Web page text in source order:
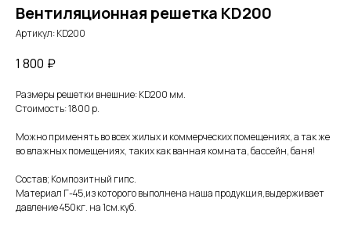
Вентиляционная решетка КD200
Артикул:КD200
1 800 ₽
Размеры решетки внешние: КD200 мм.
Стоимость: 1800 р.
Можно применять во всех жилых и коммерческих помещениях, а так же
во влажных помещениях, таких как ванная комната, бассейн, баня!
Состав; Композитный гипс.
Материал Г-45,из которого выполнена наша продукция,выдерживает
давление 450кг. на 1см.куб.